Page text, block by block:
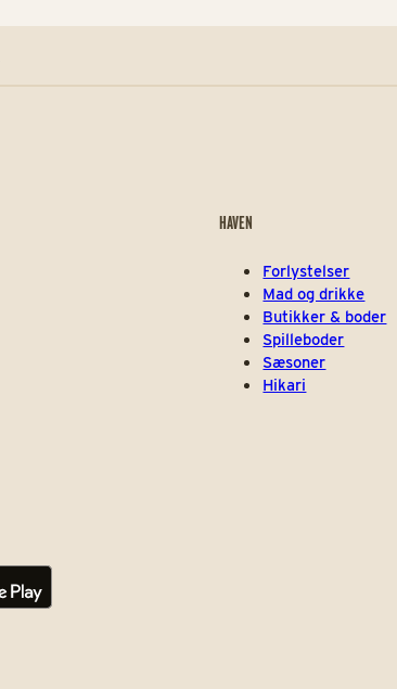
HAVEN
Forlystelser
Mad og drikke
Butikker & boder
Spilleboder
Sæsoner
Hikari